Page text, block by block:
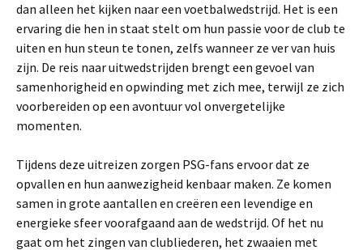
dan alleen het kijken naar een voetbalwedstrijd. Het is een
ervaring die hen in staat stelt om hun passie voor de club te
uiten en hun steun te tonen, zelfs wanneer ze ver van huis
zijn. De reis naar uitwedstrijden brengt een gevoel van
samenhorigheid en opwinding met zich mee, terwijl ze zich
voorbereiden op een avontuur vol onvergetelijke
momenten.
Tijdens deze uitreizen zorgen PSG-fans ervoor dat ze
opvallen en hun aanwezigheid kenbaar maken. Ze komen
samen in grote aantallen en creëren een levendige en
energieke sfeer voorafgaand aan de wedstrijd. Of het nu
gaat om het zingen van clubliederen, het zwaaien met